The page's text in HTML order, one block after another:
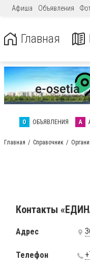
Афиша Объявления
Главная
О ОБЪЯВЛЕНИЯ А
Главная Справочник
Контакты
Адрес
Телефон